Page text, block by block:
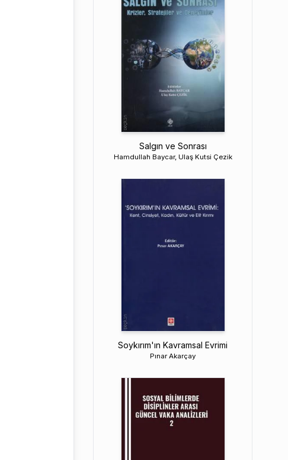
Salgın ve Sonrası
Hamdullah Baycar, Ulaş Kutsi Çezik
Soykırım'ın Kavramsal Evrimi
Pınar Akarçay